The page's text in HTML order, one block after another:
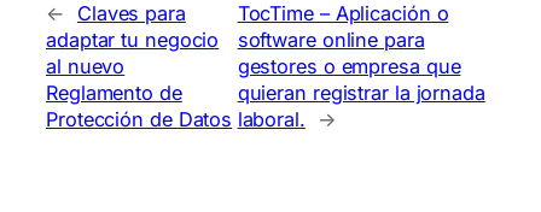
←
Claves para
adaptar tu negocio
al nuevo
Reglamento de
Protección de Datos
TocTime – Aplicación o
software online para
gestores o empresa que
quieran registrar la jornada
laboral.
→